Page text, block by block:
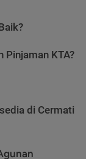
Pinjaman KTA?
di Cermati